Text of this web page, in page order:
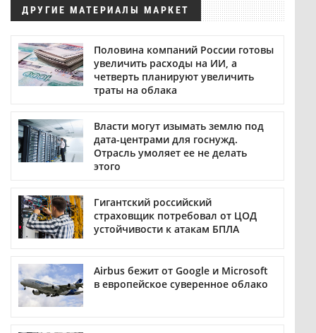
ДРУГИЕ МАТЕРИАЛЫ МАРКЕТ
Половина компаний России готовы
увеличить расходы на ИИ, а
четверть планируют увеличить
траты на облака
Власти могут изымать землю под
дата-центрами для госнужд.
Отрасль умоляет ее не делать
этого
Гигантский российский
страховщик потребовал от ЦОД
устойчивости к атакам БПЛА
Airbus бежит от Google и Microsoft
в европейское суверенное облако